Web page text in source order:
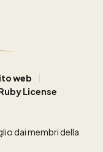
web
License
dai membri della